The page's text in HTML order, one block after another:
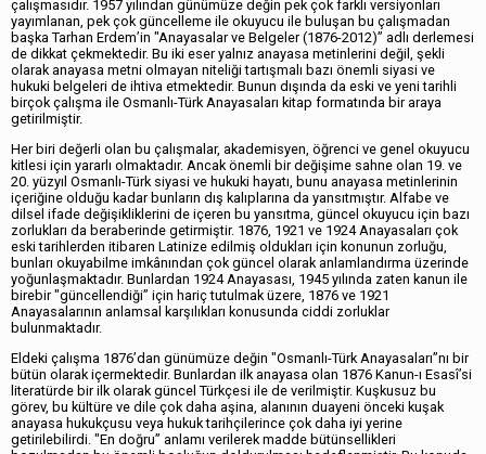
çalışmasıdır. 1957 yılından günümüze değin pek çok farklı versiyonları
yayımlanan, pek çok güncelleme ile okuyucu ile buluşan bu çalışmadan
başka Tarhan Erdem’in "Anayasalar ve Belgeler (1876-2012)” adlı derlemesi
de dikkat çekmektedir. Bu iki eser yalnız anayasa metinlerini değil, şekli
olarak anayasa metni olmayan niteliği tartışmalı bazı önemli siyasi ve
hukuki belgeleri de ihtiva etmektedir. Bunun dışında da eski ve yeni tarihli
birçok çalışma ile Osmanlı-Türk Anayasaları kitap formatında bir araya
getirilmiştir.
Her biri değerli olan bu çalışmalar, akademisyen, öğrenci ve genel okuyucu
kitlesi için yararlı olmaktadır. Ancak önemli bir değişime sahne olan 19. ve
20. yüzyıl Osmanlı-Türk siyasi ve hukuki hayatı, bunu anayasa metinlerinin
içeriğine olduğu kadar bunların dış kalıplarına da yansıtmıştır. Alfabe ve
dilsel ifade değişikliklerini de içeren bu yansıtma, güncel okuyucu için bazı
zorlukları da beraberinde getirmiştir. 1876, 1921 ve 1924 Anayasaları çok
eski tarihlerden itibaren Latinize edilmiş oldukları için konunun zorluğu,
bunları okuyabilme imkânından çok güncel olarak anlamlandırma üzerinde
yoğunlaşmaktadır. Bunlardan 1924 Anayasası, 1945 yılında zaten kanun ile
birebir "güncellendiği” için hariç tutulmak üzere, 1876 ve 1921
Anayasalarının anlamsal karşılıkları konusunda ciddi zorluklar
bulunmaktadır.
Eldeki çalışma 1876’dan günümüze değin "Osmanlı-Türk Anayasaları”nı bir
bütün olarak içermektedir. Bunlardan ilk anayasa olan 1876 Kanun-ı Esasî’si
literatürde bir ilk olarak güncel Türkçesi ile de verilmiştir. Kuşkusuz bu
görev, bu kültüre ve dile çok daha aşina, alanının duayeni önceki kuşak
anayasa hukukçusu veya hukuk tarihçilerince çok daha iyi yerine
getirilebilirdi. "En doğru” anlamı verilerek madde bütünsellikleri